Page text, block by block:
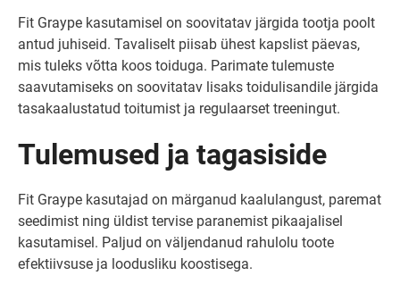
Fit Graype kasutamisel on soovitatav järgida tootja poolt
antud juhiseid. Tavaliselt piisab ühest kapslist päevas,
mis tuleks võtta koos toiduga. Parimate tulemuste
saavutamiseks on soovitatav lisaks toidulisandile järgida
tasakaalustatud toitumist ja regulaarset treeningut.
Tulemused ja tagasiside
Fit Graype kasutajad on märganud kaalulangust, paremat
seedimist ning üldist tervise paranemist pikaajalisel
kasutamisel. Paljud on väljendanud rahulolu toote
efektiivsuse ja loodusliku koostisega.